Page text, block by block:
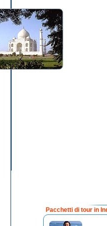
Pacchetti di tour in